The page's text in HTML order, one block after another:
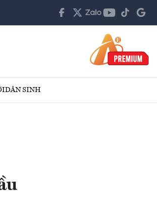
DÂN SINH